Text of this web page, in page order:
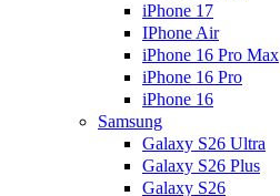
iPhone 17
IPhone Air
iPhone 16 Pro Max
iPhone 16 Pro
iPhone 16
Samsung
Galaxy S26 Ultra
Galaxy S26 Plus
Galaxy S26